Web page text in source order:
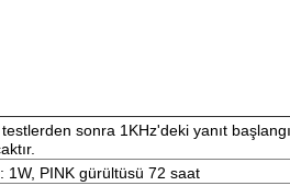
testlerden sonra 1KHz'deki yanıt
1W, PINK gürültüsü 72 saat